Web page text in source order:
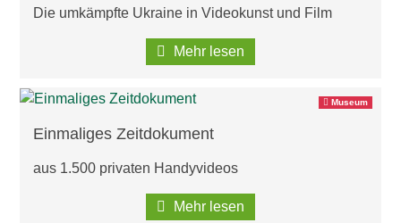
Die umkämpfte Ukraine in Videokunst und Film
Mehr lesen
Museum
Einmaliges Zeitdokument
aus 1.500 privaten Handyvideos
Mehr lesen